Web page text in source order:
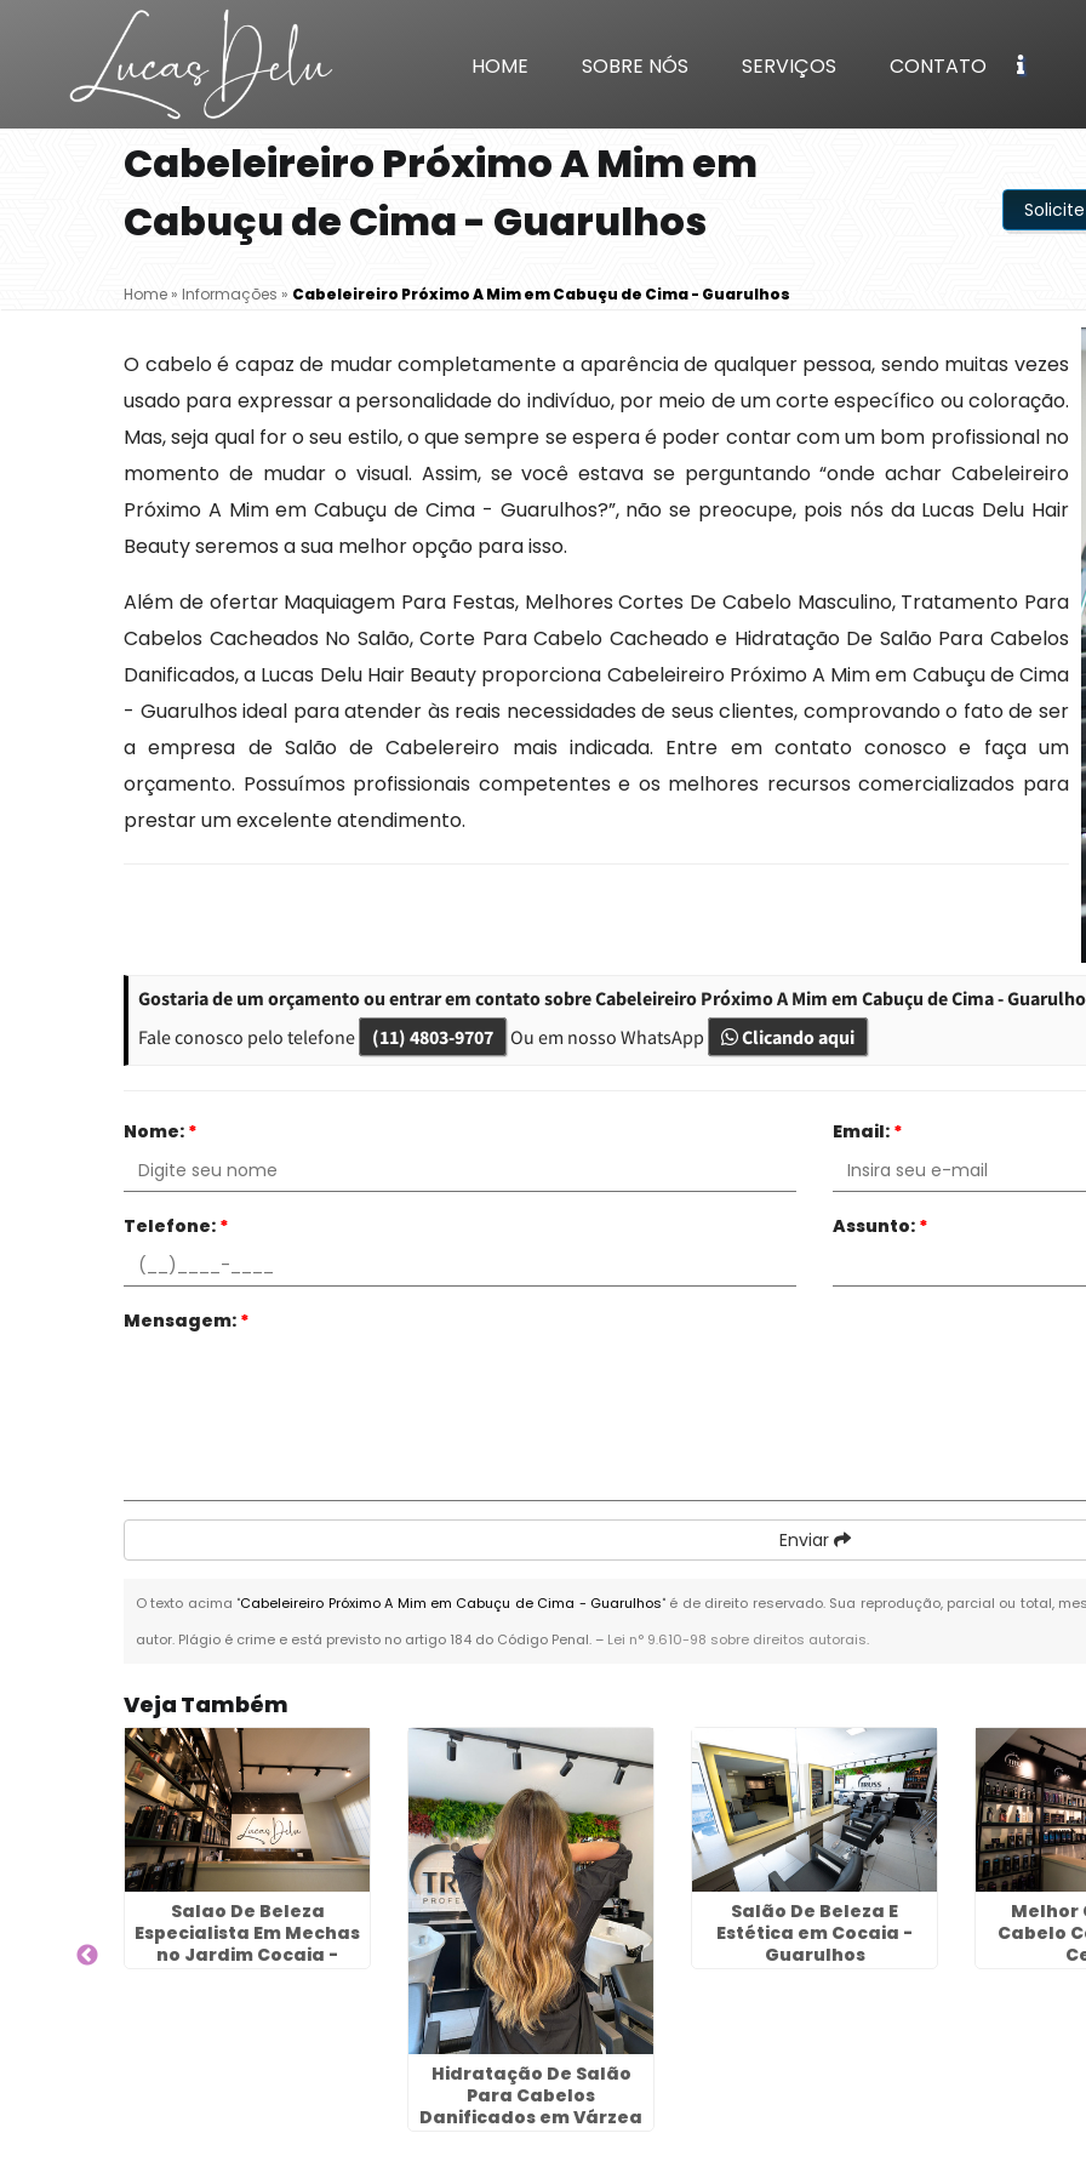
HOME SOBRE NÓS SERVIÇOS CONTATO
Cabeleireiro Próximo A Mim em
Cabuçu de Cima - Guarulhos
Home » Informações » Cabeleireiro Próximo A Mim em Cabuçu de Cima - Guarulhos
O cabelo é capaz de mudar completamente a aparência de qualquer pessoa, sendo muitas vezes
usado para expressar a personalidade do indivíduo, por meio de um corte específico ou coloração.
Mas, seja qual for o seu estilo, o que sempre se espera é poder contar com um bom profissional no
momento de mudar o visual. Assim, se você estava se perguntando “onde achar Cabeleireiro
Próximo A Mim em Cabuçu de Cima - Guarulhos?”, não se preocupe, pois nós da Lucas Delu Hair
Beauty seremos a sua melhor opção para isso.
Além de ofertar Maquiagem Para Festas, Melhores Cortes De Cabelo Masculino, Tratamento Para
Cabelos Cacheados No Salão, Corte Para Cabelo Cacheado e Hidratação De Salão Para Cabelos
Danificados, a Lucas Delu Hair Beauty proporciona Cabeleireiro Próximo A Mim em Cabuçu de Cima
- Guarulhos ideal para atender às reais necessidades de seus clientes, comprovando o fato de ser
a empresa de Salão de Cabelereiro mais indicada. Entre em contato conosco e faça um
orçamento. Possuímos profissionais competentes e os melhores recursos comercializados para
prestar um excelente atendimento.
Gostaria de um orçamento ou entrar em contato sobre Cabeleireiro Próximo A Mim em Cabuçu de Cima -
Fale conosco pelo telefone
(11) 4803-9707 Ou em nosso WhatsApp Clicando aqui
Nome: * Email: *
Telefone: * Assunto: *
Mensagem: *
Enviar
O texto acima "Cabeleireiro Próximo A Mim em Cabuçu de Cima - Guarulhos" é de direito reservado. Sua reprodução, parcial ou total,
autor. Plágio é crime e está previsto no artigo 184 do Código Penal. – Lei n° 9.610-98 sobre direitos autorais.
Veja Também
Salao De Beleza
Especialista Em Mechas
no Jardim Cocaia -
Hidratação De Salão
Para Cabelos
Danificados em Várzea
Salão De Beleza E
Estética em Cocaia -
Guarulhos
Melhor
Cabelo